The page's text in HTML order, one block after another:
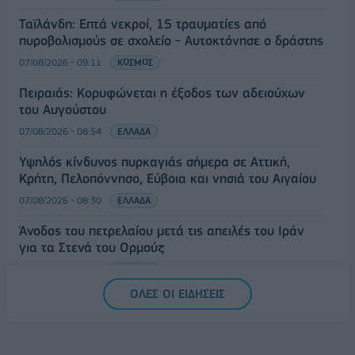
Ταϊλάνδη: Επτά νεκροί, 15 τραυματίες από
πυροβολισμούς σε σχολείο - Αυτοκτόνησε ο δράστης
07/08/2026 - 09:11 ΚΟΣΜΟΣ
Πειραιάς: Κορυφώνεται η έξοδος των αδειούχων
του Αυγούστου
07/08/2026 - 08:54 ΕΛΛΑΔΑ
Υψηλός κίνδυνος πυρκαγιάς σήμερα σε Αττική,
Κρήτη, Πελοπόννησο, Εύβοια και νησιά του Αιγαίου
07/08/2026 - 08:30 ΕΛΛΑΔΑ
Άνοδος του πετρελαίου μετά τις απειλές του Ιράν
για τα Στενά του Ορμούζ
ΟΛΕΣ ΟΙ ΕΙΔΗΣΕΙΣ